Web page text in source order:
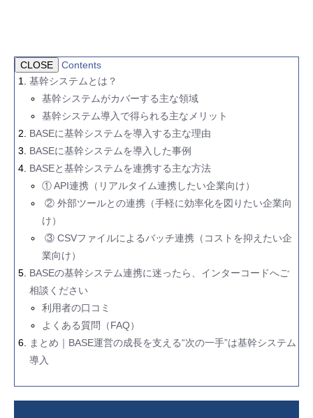
CLOSE
Contents
基幹システムとは？
基幹システムがカバーする主な領域
基幹システム導入で得られる主なメリット
BASEに基幹システムを導入する主な理由
BASEに基幹システムを導入した事例
BASEと基幹システムを連携する主な方法
① API連携（リアルタイム連携したい企業向け）
② 外部ツールとの連携（手軽に効率化を図りたい企業向
け）
③ CSVファイルによるバッチ連携（コストを抑えたい企
業向け）
BASEの基幹システム連携に迷ったら、インターコードへご
相談ください
利用者の口コミ
よくある質問（FAQ）
まとめ｜BASE運営の成長を支える“次の一手”は基幹システム
導入